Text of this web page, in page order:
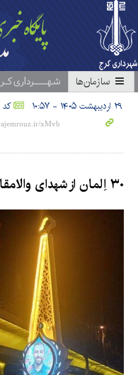
سازمان‎ها
۲۹ اردیبهشت ۱۴۰۵ - ۱۰:۵۷ کد
۳۰ اِلمان از شهدای والامقام در نقاط مختلف شهر نصب شد